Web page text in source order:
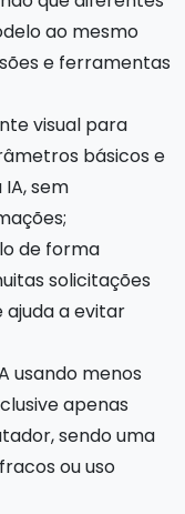
ao mesmo
e ferramentas
visual para
básicos e
sem
de forma
solicitações
ajuda a evitar
usando menos
apenas
sendo uma
ou uso